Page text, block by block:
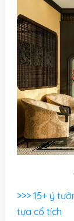
>>> 15+ ý
tựa cổ tích